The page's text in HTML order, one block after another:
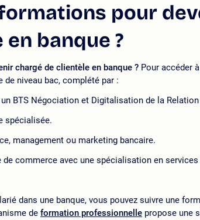
pour
banque ?
chargé de clientèle en banque ? Pour accéder
de niveau bac, complété par :
un BTS Négociation et Digitalisation de la
spécialisée.
management ou marketing bancaire.
de commerce avec une spécialisation en
dans une banque, vous pouvez suivre une
de formation professionnelle propose une